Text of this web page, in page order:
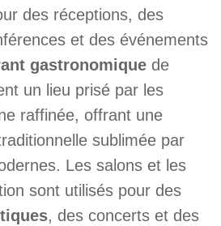
des réceptions, des
et des événements
gastronomique de
un lieu prisé par les
raffinée, offrant une
sublimée par
Les salons et les
sont utilisés pour des
, des concerts et des